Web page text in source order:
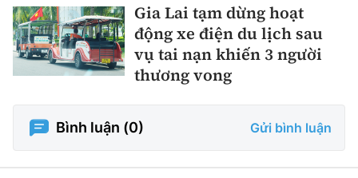
Gia Lai tạm dừng hoạt
động xe điện du lịch sau
vụ tai nạn khiến 3 người
thương vong
Bình luận (0) Gửi bình luận